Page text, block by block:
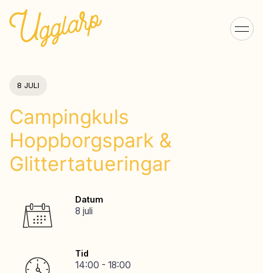
8 JULI
Campingkuls
Hoppborgspark &
Glittertatueringar
Datum
8 juli
Tid
14:00 - 18:00